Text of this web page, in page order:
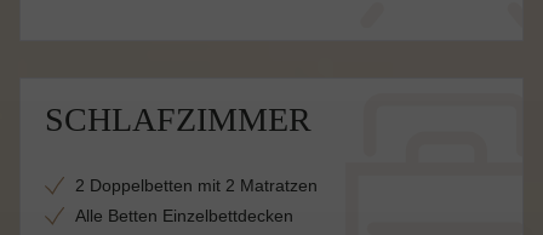
SCHLAFZIMMER
2 Doppelbetten mit 2 Matratzen
Alle Betten Einzelbettdecken